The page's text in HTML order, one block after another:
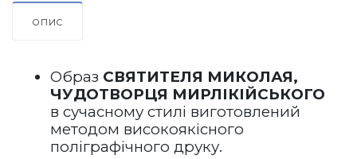
ОПИС
Образ СВЯТИТЕЛЯ МИКОЛАЯ,
ЧУДОТВОРЦЯ МИРЛІКІЙСЬКОГО
в сучасному стилі виготовлений
методом високоякісного
поліграфічного друку.